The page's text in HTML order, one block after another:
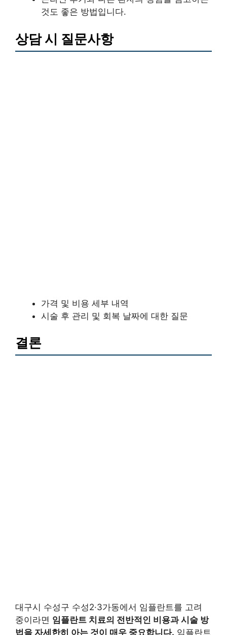
것도 좋은 방법입니다.
상담 시 질문사항
가격 및 비용 세부 내역
시술 후 관리 및 회복 날짜에 대한 질문
결론
대구시 수성구 수성2·3가동에서 임플란트를 고려
중이라면 임플란트 치료의 전반적인 비용과 시술 방
법을 자세한히 아는 것이 매우 중요합니다. 임플란트